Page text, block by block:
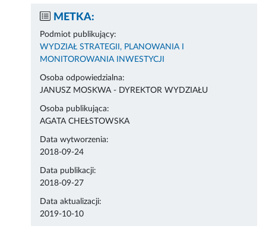
METKA:
Podmiot publikujący:
WYDZIAŁ STRATEGII, PLANOWANIA I
MONITOROWANIA INWESTYCJI
Osoba odpowiedzialna:
JANUSZ MOSKWA - DYREKTOR WYDZIAŁU
Osoba publikująca:
AGATA CHEŁSTOWSKA
Data wytworzenia:
2018-09-24
Data publikacji:
2018-09-27
Data aktualizacji:
2019-10-10